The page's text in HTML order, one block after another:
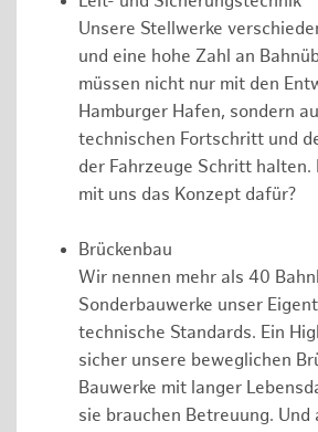
Unsere Stellwerke
und eine hohe Zahl an
müssen nicht nur mit den
Hamburger Hafen, sondern
technischen Fortschritt und
der Fahrzeuge Schritt halten.
mit uns das Konzept dafür?
Brückenbau
Wir nennen mehr als 40
Sonderbauwerke unser
technische Standards. Ein
sicher unsere beweglichen
Bauwerke mit langer
sie brauchen Betreuung. Und